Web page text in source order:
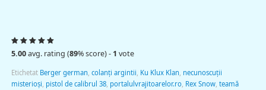
5.00avg. rating (89% score) - 1 vote
Etichetat Berger german, colanţi argintii, Ku Klux Klan, necunoscuţii
misterioşi, pistol de calibrul 38, portalulvrajitoarelor.ro, Rex Snow, teamă